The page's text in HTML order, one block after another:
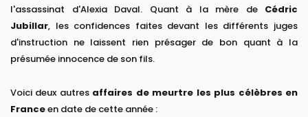
l'assassinat d'Alexia Daval. Quant à la mère de Cédric
Jubillar, les confidences faites devant les différents juges
d'instruction ne laissent rien présager de bon quant à la
présumée innocence de son fils.
Voici deux autres affaires de meurtre les plus célèbres en
Franceen date de cette année :